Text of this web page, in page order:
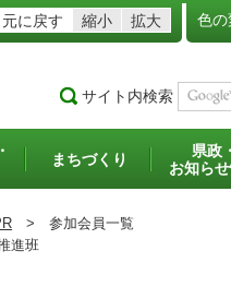
元に戻す 縮小 拡大 色の
サイト内検索
まちづくり
県政・
お知ら
> 参加会員一覧
進班